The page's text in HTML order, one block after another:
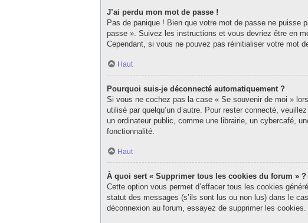
J’ai perdu mon mot de passe !
Pas de panique ! Bien que votre mot de passe ne puisse
passe ». Suivez les instructions et vous devriez être en
Cependant, si vous ne pouvez pas réinitialiser votre mot
Haut
Pourquoi suis-je déconnecté automatiquement ?
Si vous ne cochez pas la case « Se souvenir de moi »
utilisé par quelqu’un d’autre. Pour rester connecté,
un ordinateur public, comme une librairie, un cybercafé,
fonctionnalité.
Haut
À quoi sert « Supprimer tous les cookies du forum » ?
Cette option vous permet d’effacer tous les cookies
statut des messages (s’ils sont lus ou non lus) dans le
déconnexion au forum, essayez de supprimer les cookies.